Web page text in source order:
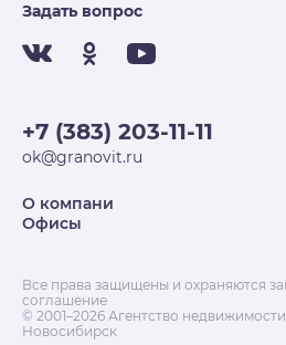
Задать вопрос
+7 (383) 203-11-11
ok@granovit.ru
О компани
Офисы
Все права защищены и охраняются
соглашение
© 2001–2026 Агентство недвижимости
Новосибирск